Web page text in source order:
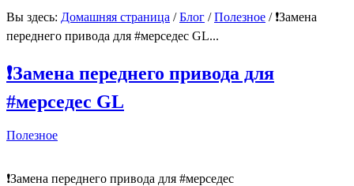
Вы здесь: Домашняя страница / Блог / Полезное / ❗️Замена
переднего привода для #мерседес GL...
❗️Замена переднего привода для
#мерседес GL
Полезное
❗️Замена переднего привода для #мерседес